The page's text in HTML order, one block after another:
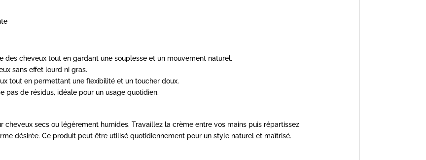
des cheveux tout en gardant une souplesse et un mouvement naturel.
sans effet lourd ni gras.
tout en permettant une flexibilité et un toucher doux.
pas de résidus, idéale pour un usage quotidien.
cheveux secs ou légèrement humides. Travaillez la crème entre vos mains puis répartissez
désirée. Ce produit peut être utilisé quotidiennement pour un style naturel et maîtrisé.